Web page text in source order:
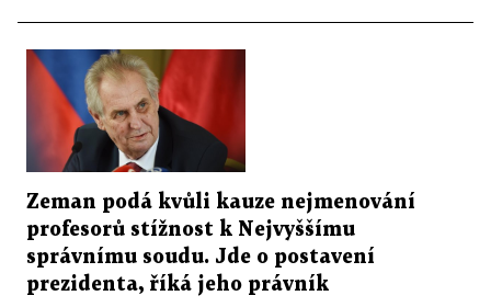
Zeman podá kvůli kauze nejmenování
profesorů stížnost k Nejvyššímu
správnímu soudu. Jde o postavení
prezidenta, říká jeho právník